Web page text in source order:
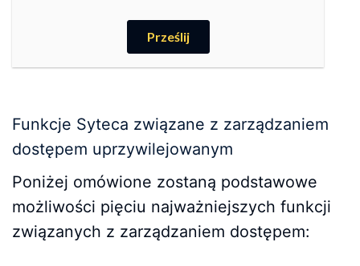
Funkcje Syteca związane z zarządzaniem
dostępem uprzywilejowanym
Poniżej omówione zostaną podstawowe
możliwości pięciu najważniejszych funkcji
związanych z zarządzaniem dostępem: